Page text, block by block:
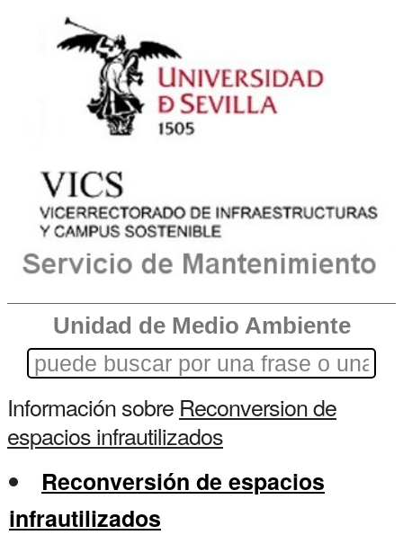
Unidad de Medio Ambiente
Información sobre Reconversion de
espacios infrautilizados
Reconversión de espacios
infrautilizados